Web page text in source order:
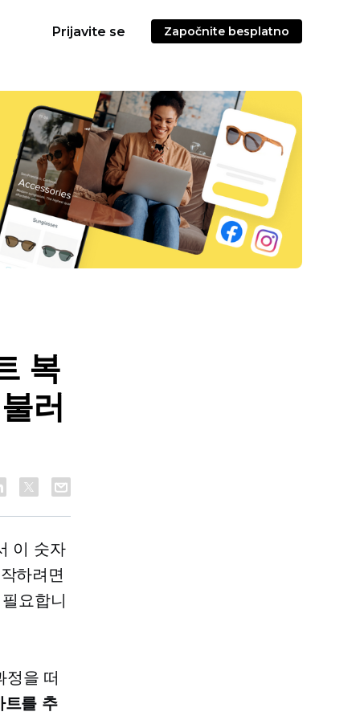
Prijavite se Započnite besplatno
복
러
이 숫자
하려면
요합니
을 떠
트를 추